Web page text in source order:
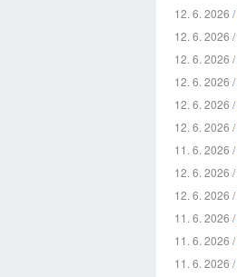
12. 6. 2026 /
12. 6. 2026 /
12. 6. 2026 /
12. 6. 2026 /
12. 6. 2026 /
12. 6. 2026 /
11. 6. 2026 /
12. 6. 2026 /
12. 6. 2026 /
11. 6. 2026 /
11. 6. 2026 /
11. 6. 2026 /